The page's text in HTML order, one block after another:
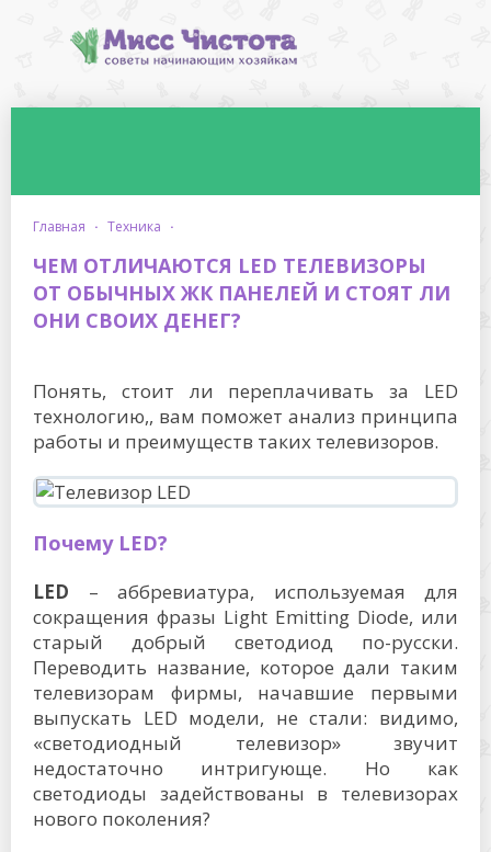
главная · техника ·
ЧЕМ ОТЛИЧАЮТСЯ LED ТЕЛЕВИЗОРЫ
ОТ ОБЫЧНЫХ ЖК ПАНЕЛЕЙ И СТОЯТ ЛИ
ОНИ СВОИХ ДЕНЕГ?
Понять, стоит ли переплачивать за LED
технологию,, вам поможет анализ принципа
работы и преимуществ таких телевизоров.
Почему LED?
LED – аббревиатура, используемая для
сокращения фразы Light Emitting Diode, или
старый добрый светодиод по-русски.
Переводить название, которое дали таким
телевизорам фирмы, начавшие первыми
выпускать LED модели, не стали: видимо,
«светодиодный телевизор» звучит
недостаточно интригующе. Но как
светодиоды задействованы в телевизорах
нового поколения?